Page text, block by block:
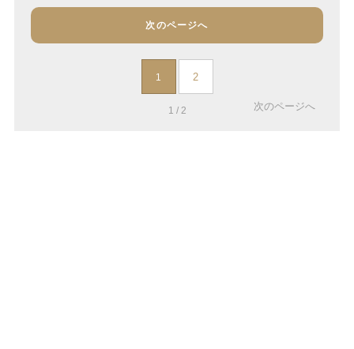
次のページへ
1 2
1 / 2 次のページへ